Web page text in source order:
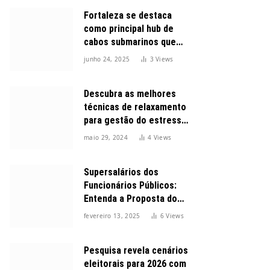
Fortaleza se destaca
como principal hub de
cabos submarinos que
conectam o Brasil ao
junho 24, 2025 3Views
Descubra as melhores
técnicas de relaxamento
para gestão do estresse
durante o dia
maio 29, 2024 4 Views
Supersalários dos
Funcionários Públicos:
Entenda a Proposta do
Governo para Limitar
fevereiro 13, 2025 6Views
Pesquisa revela cenários
eleitorais para 2026 com